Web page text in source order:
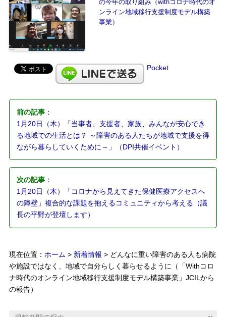
の今年の取り組み（withコロナ時代のオ
ンライン地域移行支援制度モデル構築
事業）
Pocket
前の記事：
1月20日（木）「当事者、支援者、家族、みんなが安心でき
る地域での生活とは？ ～障害のある人たちが地域で支援を得
ながら暮らしていくために～」（DPI共催イベント）
次の記事：
1月20日（木）「コロナから見えてきた保健医療アクセスへ
の障壁」複合的な課題を抱えるコミュニティから考える（議
長の平野が登壇します）
現在位置： ホーム > 新着情報 > どんなに重い障害のある人も病院
や施設ではなく、地域で自分らしく暮らせるように（「Withコロ
ナ時代のオンライン地域移行支援制度モデル構築事業」JCILから
の報告）